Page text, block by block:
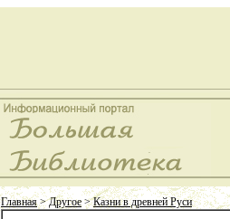
Главная>Другое>Казни в древней Руси